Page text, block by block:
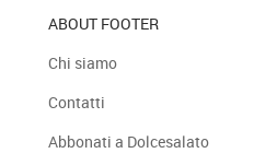
ABOUT FOOTER
Chi siamo
Contatti
Abbonati a Dolcesalato